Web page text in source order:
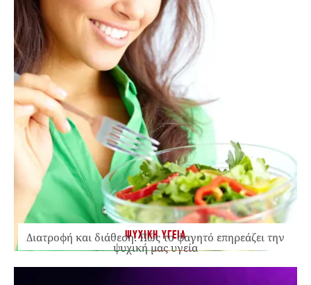
ΨΥΧΙΚΗ ΥΓΕΙΑ
Διατροφή και διάθεση: Πώς το φαγητό επηρεάζει την
ψυχική μας υγεία